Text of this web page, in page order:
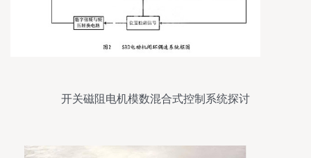
开关磁阻电机模数混合式控制系统探讨